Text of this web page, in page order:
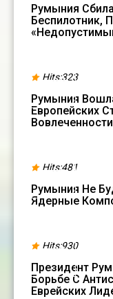
Румыния
Беспилотник,
Hits:323
Румыния
Европейских
Hits:481
Румыния Не
Ядерные
Hits:930
Президент
Борьбе С
Еврейских